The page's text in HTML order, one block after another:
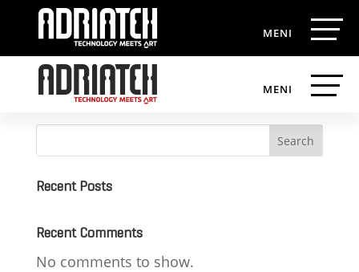
FUSED BVBA
Search
Recent Posts
Recent Comments
No comments to show.